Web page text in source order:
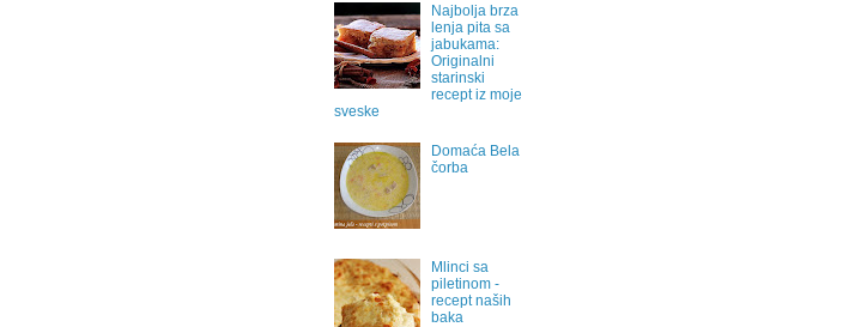
Najbolja brza
lenja pita sa
jabukama:
Originalni
starinski
recept iz moje
sveske
Domaća Bela
čorba
Mlinci sa
piletinom -
recept naših
baka